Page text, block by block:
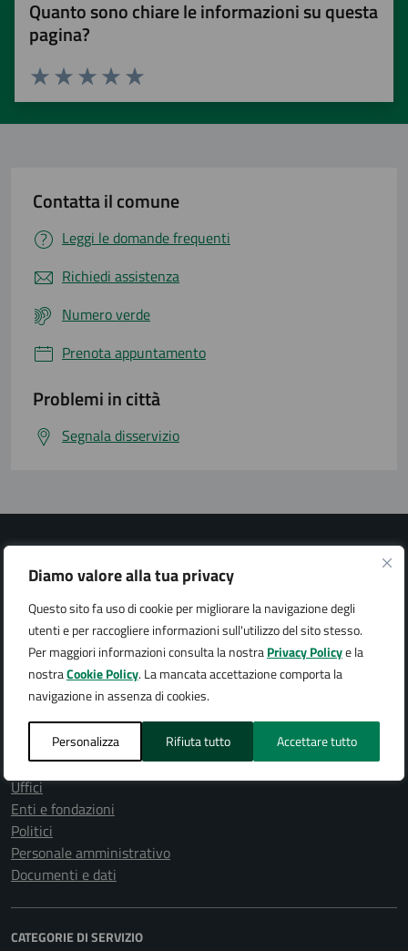
Diamo valore alla tua privacy
Questo sito fa uso di cookie per migliorare la navigazione degli
utenti e per raccogliere informazioni sull'utilizzo del sito stesso.
Per maggiori informazioni consulta la nostraPrivacy Policye la
nostraCookie Policy. La mancata accettazione comporta la
navigazione in assenza di cookies.
Personalizza Rifiuta tutto Accettare tutto
Quanto sono chiare le informazioni su questa
pagina?
Valuta 5 stelle su 5
Valuta 4 stelle su 5
Valuta 3 stelle su 5
Valuta 2 stelle su 5
Valuta 1 stelle su 5
Contatta il comune
Leggi le domande frequenti
Richiedi assistenza
Numero verde
Prenota appuntamento
Problemi in città
Segnala disservizio
Città di Arona
AMMINISTRAZIONE
Organi di governo
Aree amministrative
Uffici
Enti e fondazioni
Politici
Personale amministrativo
Documenti e dati
CATEGORIE DI SERVIZIO